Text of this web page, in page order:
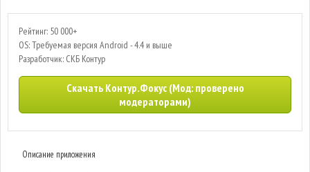
Рейтинг: 50 000+
OS: Требуемая версия Android - 4.4 и выше
Разработчик: СКБ Контур
Скачать Контур.Фокус (Мод: проверено
модераторами)
Описание приложения